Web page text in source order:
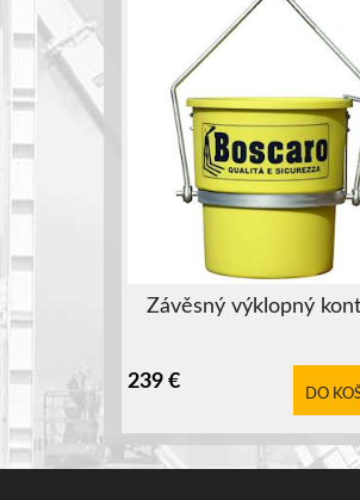
Závěsný výklopný
239 €
DO